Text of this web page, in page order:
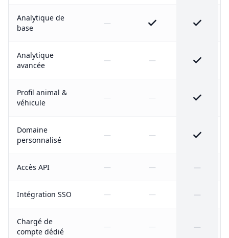
Analytique de
base
—
Analytique
avancée
— —
Profil animal &
véhicule
— —
Domaine
personnalisé
— —
Accès API — — —
Intégration SSO — — —
Chargé de
compte dédié
— — —